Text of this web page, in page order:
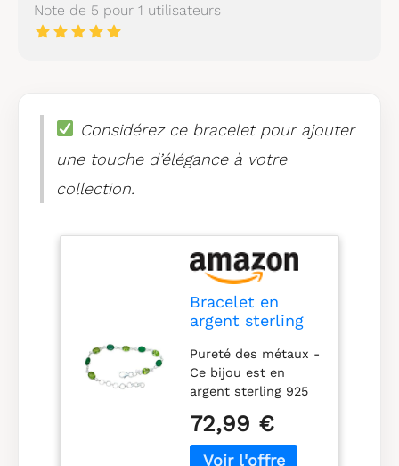
Note de 5 pour 1 utilisateurs
Considérez ce bracelet pour ajouter
une touche d’élégance à votre
collection.
Bracelet en
argent sterling
hommes
femmes,
bracelet à main
de la pierre
précieuse
multiple
Pureté des métaux -
Ce bijou est en
argent sterling 925
est sans danger
pour la peau
72,99 €